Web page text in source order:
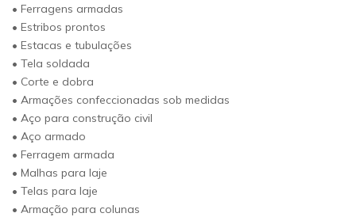
• Ferragens armadas
• Estribos prontos
• Estacas e tubulações
• Tela soldada
• Corte e dobra
• Armações confeccionadas sob medidas
• Aço para construção civil
• Aço armado
• Ferragem armada
• Malhas para laje
• Telas para laje
• Armação para colunas